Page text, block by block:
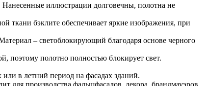
иллюстрации долговечны, полотна не
ткани бэклите обеспечивает яркие изображения, при
– светоблокирующий благодаря основе черного
поэтому полотно полностью блокирует свет.
в летний период на фасадах зданий.
для производства фальшфасадов, декора, брандмауэров.